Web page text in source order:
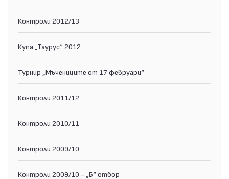
Контроли 2012/13
Купа „Таурус“ 2012
Турнир „Мъчениците от 17 февруари“
Контроли 2011/12
Контроли 2010/11
Контроли 2009/10
Контроли 2009/10 - „Б“ отбор